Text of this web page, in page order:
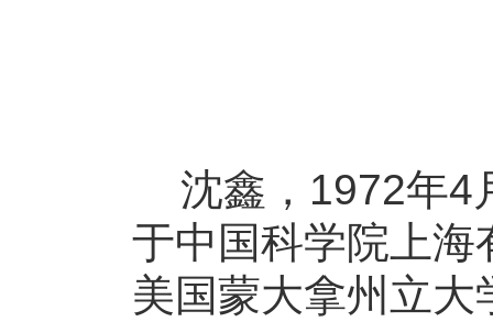
沈鑫，1972年4
于中国科学院上海
美国蒙大拿州立